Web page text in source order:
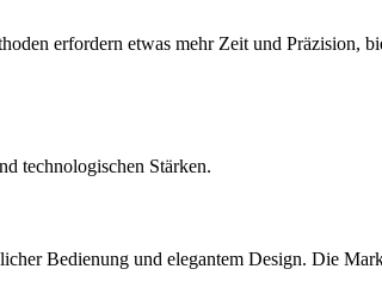
erfordern etwas mehr Zeit und Präzision,
technologischen Stärken.
Bedienung und elegantem Design. Die